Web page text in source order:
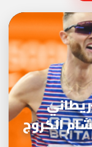
الكروج